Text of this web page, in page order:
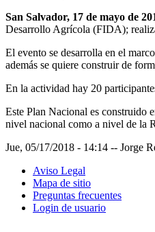
San Salvador, 17 de mayo de
Desarrollo Agrícola (FIDA);
El evento se desarrolla en el
además se quiere construir de
En la actividad hay 20
Este Plan Nacional es construido
nivel nacional como a nivel de la
Jue, 05/17/2018 - 14:14 -- Jorge
Aviso Legal
Mapa de sitio
Preguntas frecuentes
Login de usuario